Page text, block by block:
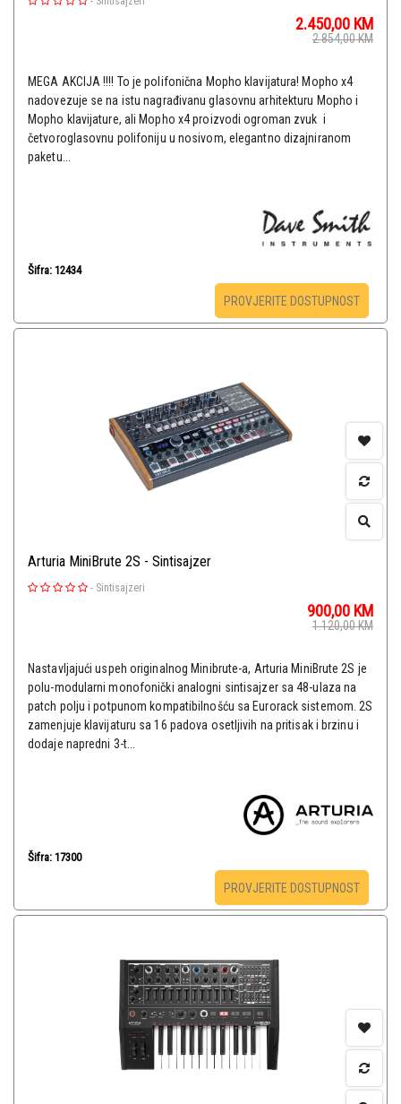
2.450,00 KM
2.854,00KM
MEGA AKCIJA !!!! To je polifonična Mopho klavijatura! Mopho x4
nadovezuje se na istu nagrađivanu glasovnu arhitekturu Mopho i
Mopho klavijature, ali Mopho x4 proizvodi ogroman zvuk i
četvoroglasovnu polifoniju u nosivom, elegantno dizajniranom
paketu...
Šifra: 12434
PROVJERITE DOSTUPNOST
Arturia MiniBrute 2S - Sintisajzer
- Sintisajzeri
900,00 KM
1.120,00KM
Nastavljajući uspeh originalnog Minibrute-a, Arturia MiniBrute 2S je
polu-modularni monofonički analogni sintisajzer sa 48-ulaza na
patch polju i potpunom kompatibilnošću sa Eurorack sistemom. 2S
zamenjuje klavijaturu sa 16 padova osetljivih na pritisak i brzinu i
dodaje napredni 3-t...
Šifra: 17300
PROVJERITE DOSTUPNOST